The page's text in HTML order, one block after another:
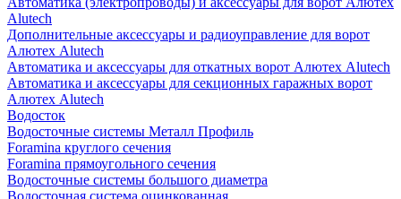
Alutech
Дополнительные аксессуары и радиоуправление для ворот
Алютех Alutech
Автоматика и аксессуары для откатных ворот Алютех Alutech
Автоматика и аксессуары для секционных гаражных ворот
Алютех Alutech
Водосток
Водосточные системы Металл Профиль
Foramina круглого сечения
Foramina прямоугольного сечения
Водосточные системы большого диаметра
Водосточная система оцинкованная